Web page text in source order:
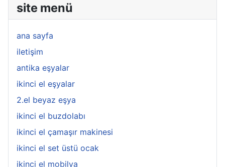
site menü
ana sayfa
iletişim
antika eşyalar
ikinci el eşyalar
2.el beyaz eşya
ikinci el buzdolabı
ikinci el çamaşır makinesi
ikinci el set üstü ocak
ikinci el mobilya